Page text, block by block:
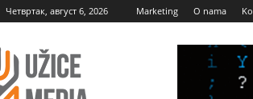
Четвртак, август 6, 2026 Marketing O nama
UžiceMedia